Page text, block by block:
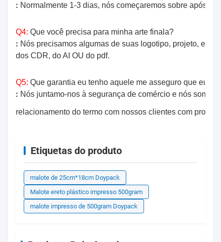
: Normalmente 1-3 dias, nós começaremos sobre após
Q4: Que você precisa para minha arte finala?
: Nós precisamos algumas de suas logotipo, projeto,
dos CDR, do AI OU do pdf.
Q5: Que garantia eu tenho aquele me asseguro que eu
: Nós juntamo-nos à segurança de comércio e nós
relacionamento do termo com nossos clientes com
Etiquetas do produto
malote de 25cm*18cm Doypack
Malote ereto plástico impresso 500gram
malote impresso de 500gram Doypack